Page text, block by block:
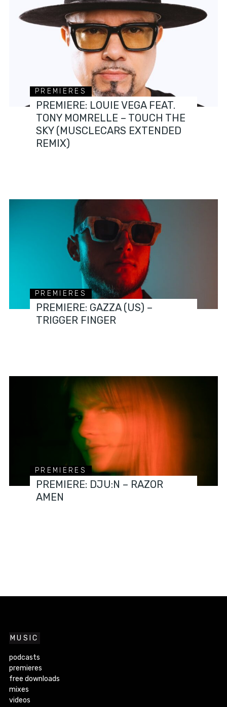
PREMIERES
PREMIERE: LOUIE VEGA FEAT.
TONY MOMRELLE – TOUCH THE
SKY (MUSCLECARS EXTENDED
REMIX)
PREMIERES
PREMIERE: GAZZA (US) –
TRIGGER FINGER
PREMIERES
PREMIERE: DJU:N – RAZOR
AMEN
MUSIC
podcasts
premieres
free downloads
mixes
videos